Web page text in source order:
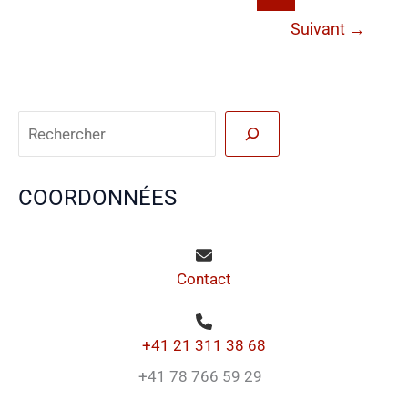
Suivant →
COORDONNÉES
Contact
+41 21 311 38 68
+41 78 766 59 29